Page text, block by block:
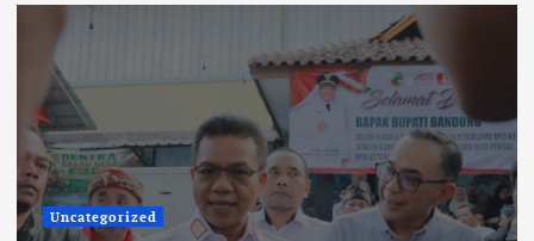
Uncategorized